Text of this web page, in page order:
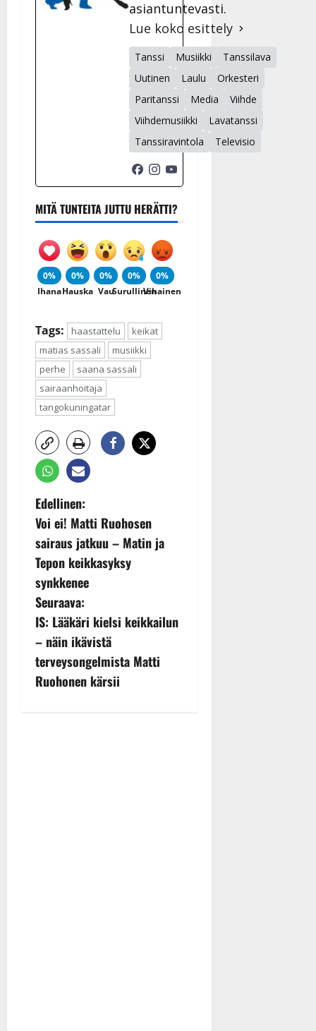
asiantuntevasti.
Lue koko esittely
Tanssi Musiikki
Tanssilava
Uutinen
Laulu
Orkesteri
Paritanssi
Media
Viihde
Viihdemusiikki
Lavatanssi
Tanssiravintola
Televisio
MITÄ TUNTEITA JUTTU HERÄTTI?
0%
Ihana
0%
Hauska
0%
Vau
0%
Surullinen
0%
Vihainen
Tags: haastattelu
keikat
matias sassali
musiikki
perhe
saana sassali
sairaanhoitaja
tangokuningatar
P
o
s
t
n
a
v
Edellinen:
Voi ei! Matti Ruohosen
sairaus jatkuu – Matin ja
Tepon keikkasyksy
synkkenee
Seuraava:
IS: Lääkäri kielsi keikkailun
– näin ikävistä
terveysongelmista Matti
Ruohonen kärsii